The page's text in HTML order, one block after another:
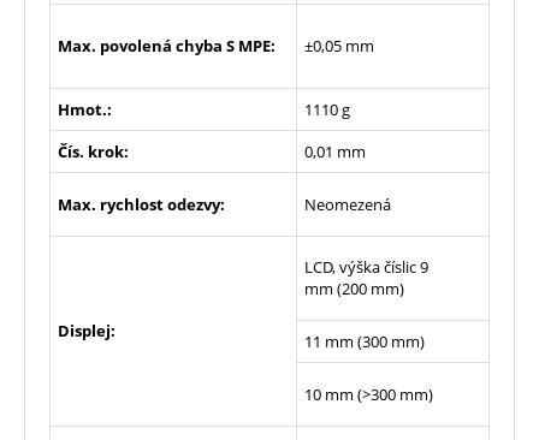
Max. povolená chyba S MPE: ±0,05 mm
Hmot.:
1110 g
Čís. krok:
0,01 mm
Max. rychlost odezvy: Neomezená
Displej:
LCD, výška číslic 9
mm (200 mm)
11 mm (300 mm)
10 mm (>300 mm)